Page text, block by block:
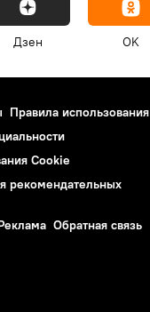
Дзен OK
Правила использования
Cookie
рекомендательных
Обратная связь